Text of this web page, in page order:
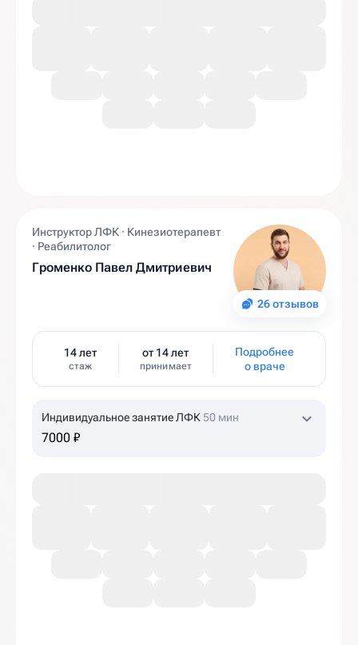
26 отзывов
Инструктор ЛФК · Кинезиотерапевт
· Реабилитолог
Громенко Павел Дмитриевич
14 лет
стаж
от 14 лет
принимает
Подробнее
о враче
Индивидуальное занятие ЛФК 50 мин
7000 ₽